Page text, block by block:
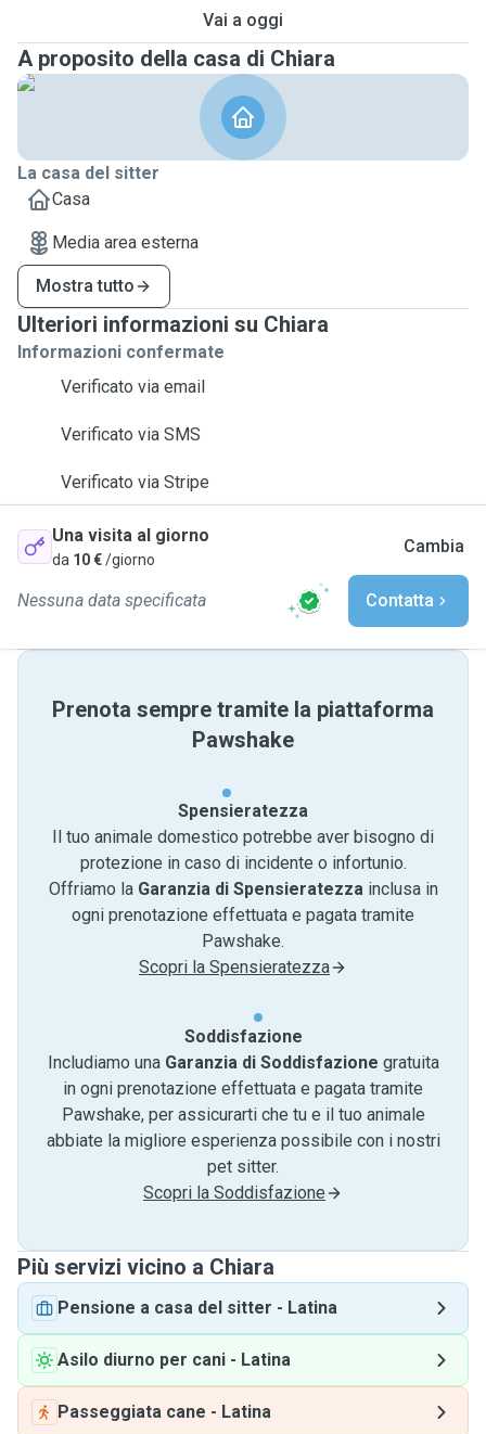
Vai a oggi
A proposito della casa di Chiara
La casa del sitter
Casa
Media area esterna
Mostra tutto
Ulteriori informazioni su Chiara
Informazioni confermate
Verificato via email
Verificato via SMS
Verificato via Stripe
Una visita al giorno
da 10 €/giorno
Cambia
Nessuna data specificata Contatta
Prenota sempre tramite la piattaforma
Pawshake
Spensieratezza
Il tuo animale domestico potrebbe aver bisogno di
protezione in caso di incidente o infortunio.
Offriamo la Garanzia di Spensieratezzainclusa in
ogni prenotazione effettuata e pagata tramite
Pawshake.
Scopri la Spensieratezza
Soddisfazione
Includiamo una Garanzia di Soddisfazione gratuita
in ogni prenotazione effettuata e pagata tramite
Pawshake, per assicurarti che tu e il tuo animale
abbiate la migliore esperienza possibile con i nostri
pet sitter.
Scopri la Soddisfazione
Più servizi vicino a Chiara
Pensione a casa del sitter - Latina
Asilo diurno per cani - Latina
Passeggiata cane - Latina